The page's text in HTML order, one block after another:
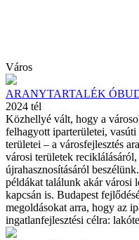
Város
ARANYTARTALÉK
2024 tél
Közhellyé vált, hogy a
felhagyott iparterületei,
területei – a városfejlesztés
városi területek
újrahasznosításáról
példákat találunk akár városi
kapcsán is. Budapest
megoldásokat arra, hogy az
ingatlanfejlesztési célra: